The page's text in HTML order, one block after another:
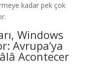
kadar pek çok
Windows
Avrupa’ya
Acontecer